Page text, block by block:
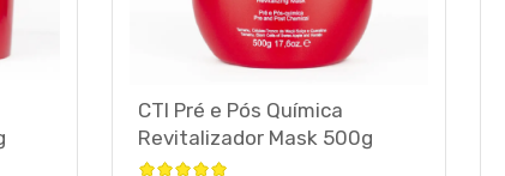
CTI Pré e Pós Química
Revitalizador Mask 500g